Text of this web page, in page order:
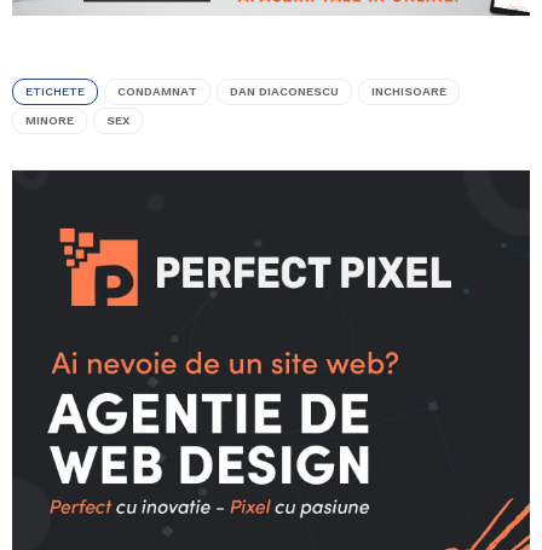
ETICHETE CONDAMNAT DAN DIACONESCU INCHISOARE
MINORE SEX